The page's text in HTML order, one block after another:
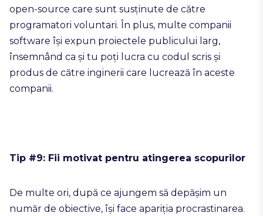
open-source care sunt susținute de către
programatori voluntari. În plus, multe companii
software își expun proiectele publicului larg,
însemnând ca și tu poți lucra cu codul scris și
produs de către inginerii care lucrează în aceste
companii.
Tip #9: Fii motivat pentru atingerea scopurilor
De multe ori, după ce ajungem să depășim un
număr de obiective, își face apariția procrastinarea.